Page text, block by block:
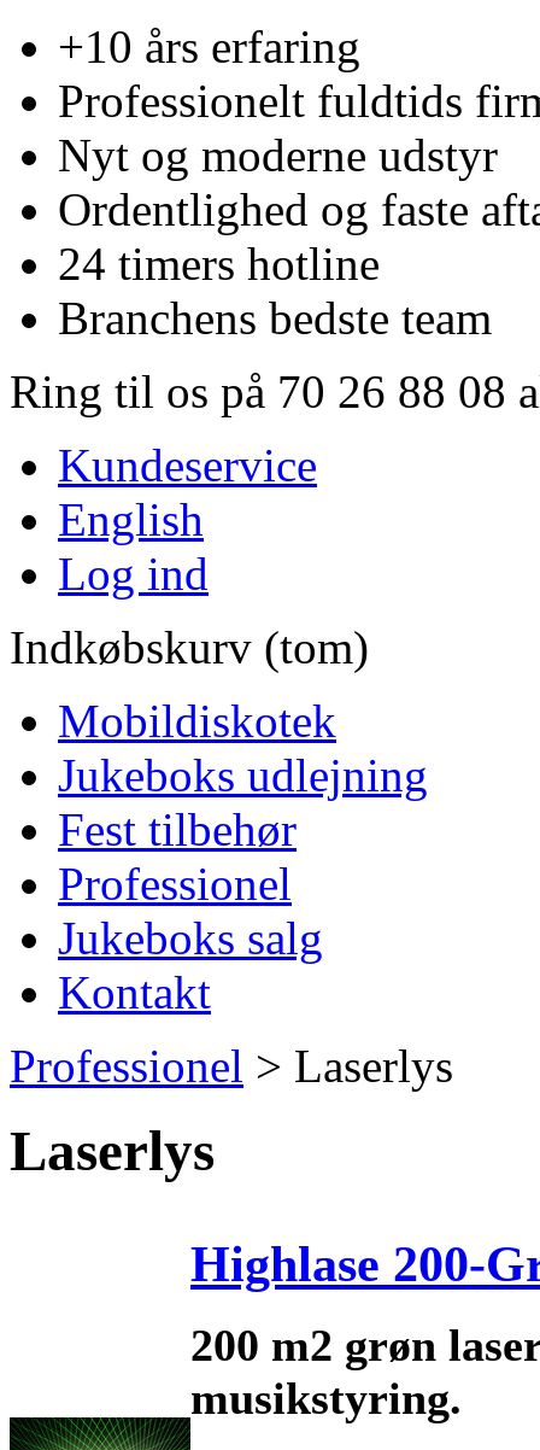
+10 års erfaring
Professionelt fuldtids
Nyt og moderne udstyr
Ordentlighed og faste
24 timers hotline
Branchens bedste team
Ring til os på 70 26 88 08
Kundeservice
English
Log ind
Indkøbskurv (tom)
Mobildiskotek
Jukeboks udlejning
Fest tilbehør
Professionel
Jukeboks salg
Kontakt
Professionel > Laserlys
Laserlys
Highlase 200-
200 m2 grøn
musikstyring.